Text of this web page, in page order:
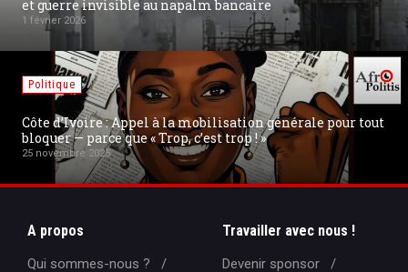
invisible au napalm bancaire
2026
d’Ivoire : Appel à la mobilisation générale pour tout
— parce que « Trop, c’est trop ! »
2025
19
La
A propos
Qui sommes-nous ?
Travailler avec nous !
Devenir sponsor